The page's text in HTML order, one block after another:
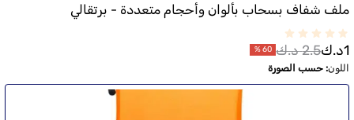
ملف شفاف بسحاب بألوان وأحجام متعددة - برتقالي
1د.ك2.5 د.ك 60
%
اللون: حسب الصورة